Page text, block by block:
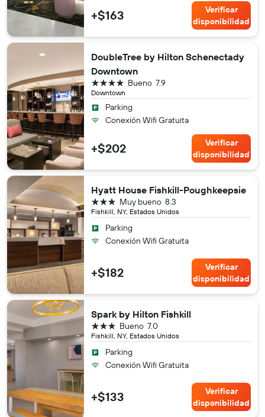
+$163
Verificar
disponibilidad
DoubleTree by Hilton Schenectady
Downtown
Downtown
7.9
Bueno
4 estrellas
Parking
Conexión Wifi Gratuita
+$202
Verificar
disponibilidad
Hyatt House Fishkill-Poughkeepsie
Fishkill, NY, Estados Unidos
8.3
Muy bueno
3 estrellas
Parking
Conexión Wifi Gratuita
+$182
Verificar
disponibilidad
Spark by Hilton Fishkill
Fishkill, NY, Estados Unidos
7.0
Bueno
3 estrellas
Parking
Conexión Wifi Gratuita
+$133
Verificar
disponibilidad